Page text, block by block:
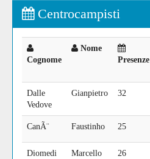
Centrocampisti
Cognome
Nome
Presenze
Dalle
Vedove
Gianpietro 32
CanÃ¨ Faustinho 25
Diomedi Marcello 26